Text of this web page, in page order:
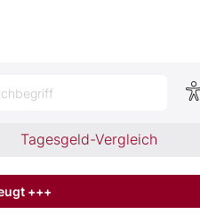
Tagesgeld-Vergleich
+++